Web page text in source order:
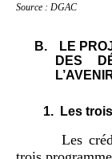
Source : DGAC
B.
LE
DES
1. Les
Les